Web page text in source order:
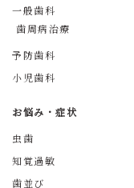
一般歯科
歯周病治療
予防歯科
小児歯科
お悩み・症状
虫歯
知覚過敏
歯並び